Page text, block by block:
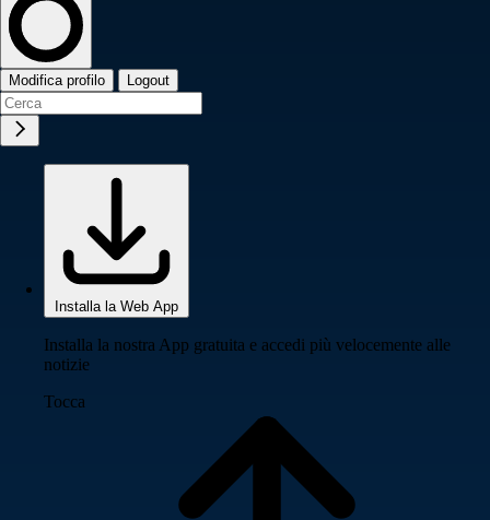
Modifica profilo Logout
Installa la Web App
Installa la nostra App gratuita e accedi più velocemente alle
notizie
Tocca